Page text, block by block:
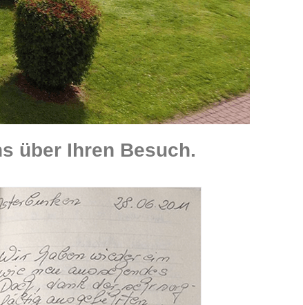
über Ihren Besuch.